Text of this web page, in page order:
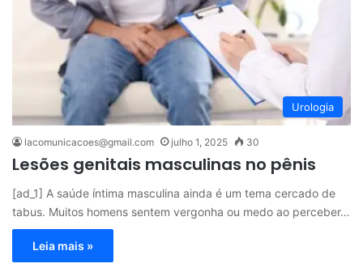
Urologia
lacomunicacoes@gmail.com julho 1, 2025 30
Lesões genitais masculinas no pênis
[ad_1] A saúde íntima masculina ainda é um tema cercado de
tabus. Muitos homens sentem vergonha ou medo ao perceber…
Leia mais »